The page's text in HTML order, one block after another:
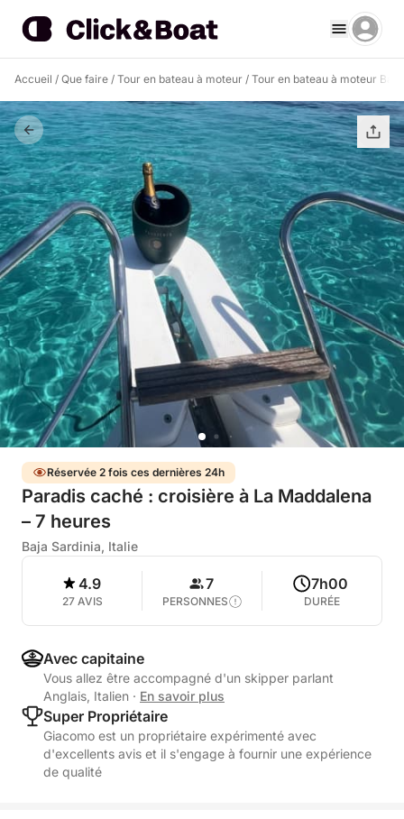
Accueil / Que faire / Tour en bateau à moteur / Tour en bateau à moteur
Réservée 2 fois ces dernières 24h
Paradis caché : croisière à La Maddalena
– 7 heures
Baja Sardinia, Italie
4.9
27 AVIS
7
PERSONNES
7h00
DURÉE
Avec capitaine
Vous allez être accompagné d'un skipper parlant
Anglais, Italien · En savoir plus
Super Propriétaire
Giacomo est un propriétaire expérimenté avec
d'excellents avis et il s'engage à fournir une expérience
de qualité